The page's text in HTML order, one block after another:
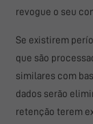
revogue o seu
Se existirem
que são
similares com
dados serão
retenção terem